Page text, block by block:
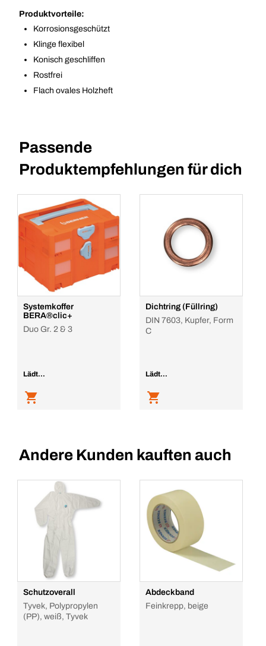
Produktvorteile:
Korrosionsgeschützt
Klinge flexibel
Konisch geschliffen
Rostfrei
Flach ovales Holzheft
Passende
Produktempfehlungen für dich
Systemkoffer
BERA®clic+
Duo Gr. 2 & 3
Lädt...
Dichtring (Füllring)
DIN 7603, Kupfer, Form
C
Lädt...
Andere Kunden kauften auch
Schutzoverall
Tyvek, Polypropylen
(PP), weiß, Tyvek
Abdeckband
Feinkrepp, beige